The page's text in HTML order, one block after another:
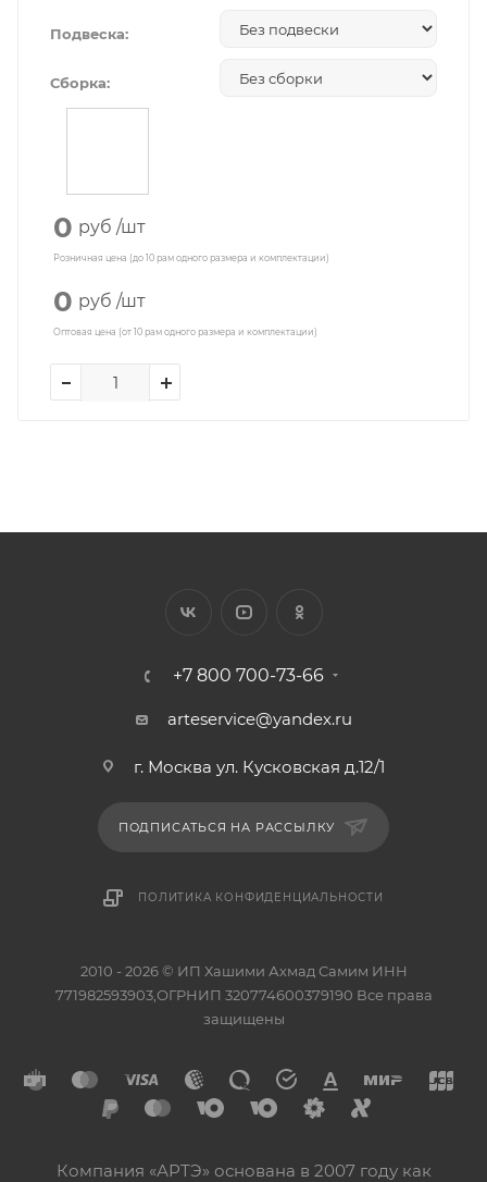
Подвеска:
Сборка:
0 руб /шт
Розничная цена (до 10 рам одного размера и комплектации)
0 руб /шт
Оптовая цена (от 10 рам одного размера и комплектации)
+7 800 700-73-66
arteservice@yandex.ru
г. Москва ул. Кусковская д.12/1
ПОДПИСАТЬСЯ НА РАССЫЛКУ
ПОЛИТИКА КОНФИДЕНЦИАЛЬНОСТИ
2010 - 2026 © ИП Хашими Ахмад Самим ИНН
771982593903,ОГРНИП 320774600379190 Все права
защищены
Компания «АРТЭ» основана в 2007 году как